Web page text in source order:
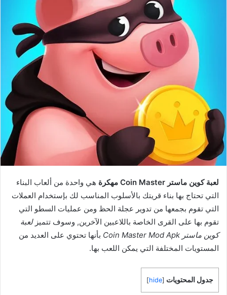
لعبة كوين ماستر Coin Master مهكرة
هي واحدة من ألعاب البناء
التي تحتاج بها بناء قريتك بالأسلوب المناسب لك بإستخدام العملات
التي تقوم بجمعها من تدوير عجلة الحظ ومن عمليات السطو التي
تقوم بها على القرى الخاصة باللاعبين الآخرين, وسوف تتميزلعبة
كوين ماستر Coin Master Mod Apk
بأنها تحتوي على العديد من
المستويات المختلفة التي يمكن اللعب بها.
جدول المحتويات [
hide
]